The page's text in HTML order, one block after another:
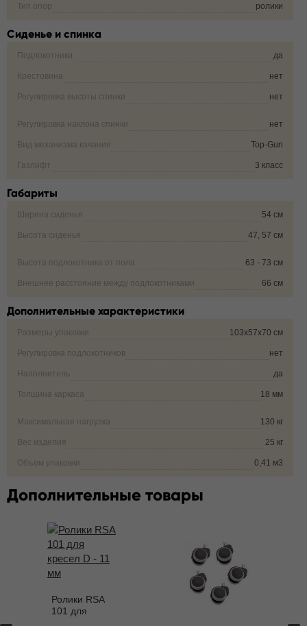
Тип опор ролики
Сиденье и спинка
Подлокотники да
Крестовина нет
Регулировка высоты спинки нет
Регулировка наклона спинки нет
Вид механизма качания Top-Gun
Газлифт 3 класс
Габариты
Ширина сиденья 54 см
Высота сиденья 47, 57 см
Высота подлокотника от пола 63 - 73 см
Внешнее расстояние между подлокотниками 66 см
Дополнительные характеристики
Размеры упаковки 103х57х70 см
Регулировка подлокотников нет
Наполнитель да
Толщина каркаса 18 мм
Максимальная нагрузка 130 кг
Вес изделия 25 кг
Объем упаковки 0,41 м3
Дополнительные товары
Ролики RSA
101 для